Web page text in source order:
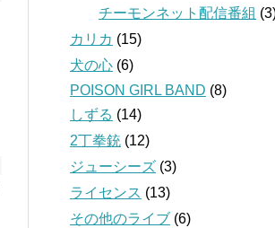
チーモンネット配信番組
カリカ (15)
犬の心 (6)
POISON GIRL BAND (8)
しずる (14)
2丁拳銃 (12)
ジューシーズ (3)
ライセンス (13)
その他のライブ (6)